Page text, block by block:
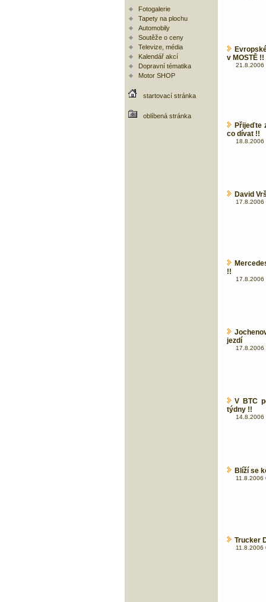
Fotogalerie
Tapety na plochu
Automobily
Soutěže o ceny
Televize, média
Kalendář akcí
Dopravní tématika
Motor SHOP
startovací stránka
oblíbená stránka
v MOSTĚ
21.8.2006
Přijeďte
co dívat !!
18.8.2006
David
17.8.2006
!!
17.8.2006
jezdí
17.8.2006
V BTC
týdny !!
14.8.2006
Blíží se
11.8.2006
Trucker
11.8.2006